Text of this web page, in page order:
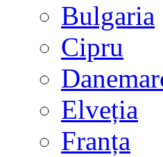
Bulgaria
Cipru
Elveția
Franța